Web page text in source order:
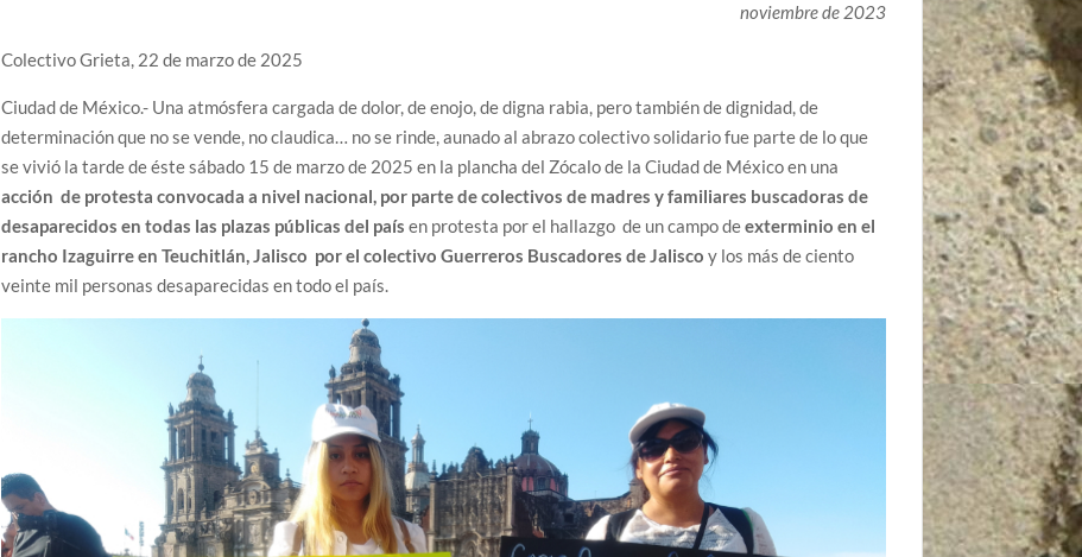
noviembre de 2023
Colectivo Grieta, 22 de marzo de 2025
Ciudad de México.- Una atmósfera cargada de dolor, de enojo, de digna rabia, pero también de dignidad, de
determinación que no se vende, no claudica… no se rinde, aunado al abrazo colectivo solidario fue parte de lo que
se vivió la tarde de éste sábado 15 de marzo de 2025 en la plancha del Zócalo de la Ciudad de México en una
acción de protesta convocada a nivel nacional, por parte de colectivos de madres y familiares buscadoras de
desaparecidos en todas las plazas públicas del paísen protesta por el hallazgo de un campo deexterminio en el
rancho Izaguirre en Teuchitlán, Jalisco por el colectivo Guerreros Buscadores de Jalisco y los más de ciento
veinte mil personas desaparecidas en todo el país.